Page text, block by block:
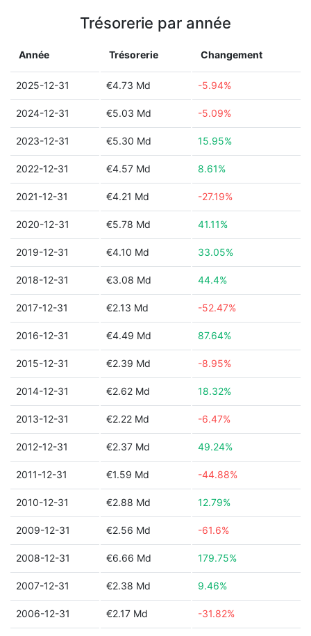
Trésorerie par année
Année Trésorerie Changement
2025-12-31 €4.73 Md -5.94%
2024-12-31 €5.03 Md -5.09%
2023-12-31 €5.30 Md 15.95%
2022-12-31 €4.57 Md 8.61%
2021-12-31 €4.21 Md -27.19%
2020-12-31 €5.78 Md 41.11%
2019-12-31 €4.10 Md 33.05%
2018-12-31 €3.08 Md 44.4%
2017-12-31 €2.13 Md -52.47%
2016-12-31 €4.49 Md 87.64%
2015-12-31 €2.39 Md -8.95%
2014-12-31 €2.62 Md 18.32%
2013-12-31 €2.22 Md -6.47%
2012-12-31 €2.37 Md 49.24%
2011-12-31 €1.59 Md -44.88%
2010-12-31 €2.88 Md 12.79%
2009-12-31 €2.56 Md -61.6%
2008-12-31 €6.66 Md 179.75%
2007-12-31 €2.38 Md 9.46%
2006-12-31 €2.17 Md -31.82%